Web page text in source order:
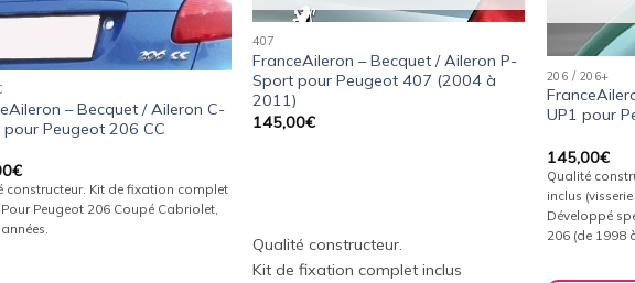
– Becquet / Aileron C-
Peugeot 206 CC
€
constructeur. Kit de fixation complet
Peugeot 206 Coupé Cabriolet,
407
FranceAileron – Becquet / Aileron P-
Sport pour Peugeot 407 (2004 à
2011)
145,00€
Qualité constructeur.
Kit de fixation complet inclus
206 / 206+
UP1 pour
145,00€
Qualité
inclus
Développé
206 (de 1998